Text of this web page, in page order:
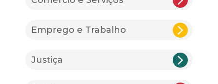
Emprego e Trabalho
Justiça